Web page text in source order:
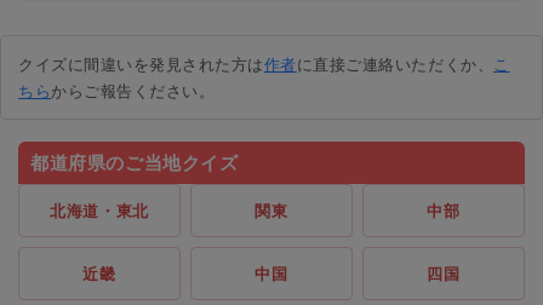
クイズに間違いを発見された方は作者に直接ご連絡いただくか、 こ
ちらからご報告ください。
都道府県のご当地クイズ
北海道・東北 関東 中部
近畿 中国 四国